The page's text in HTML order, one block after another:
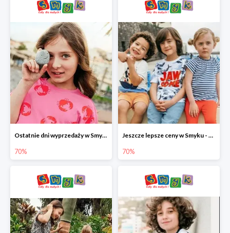
Ostatnie dni wyprzedaży w Smyku - ubrania i buty do -70%
70%
Jeszcze lepsze ceny w Smyku - ubrania i buty do -70%
70%